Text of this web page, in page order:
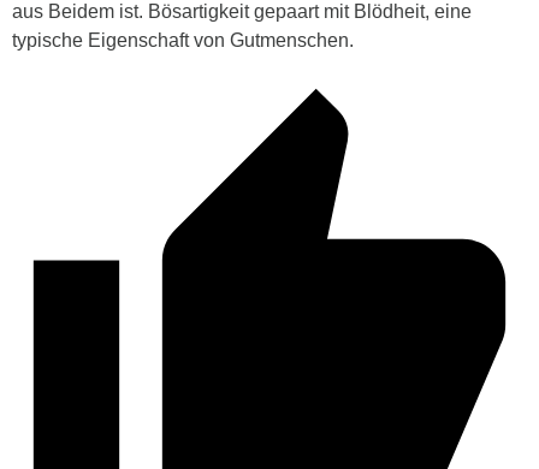
aus Beidem ist. Bösartigkeit gepaart mit Blödheit, eine
typische Eigenschaft von Gutmenschen.